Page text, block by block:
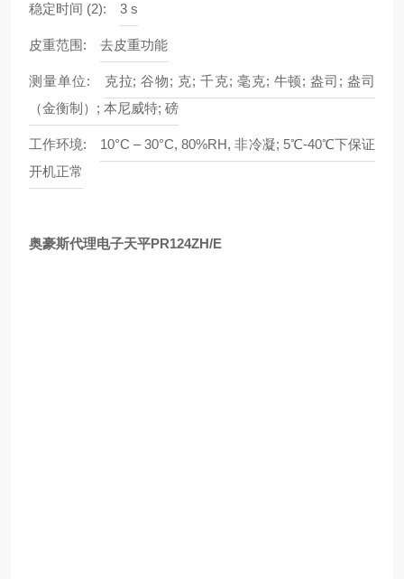
稳定时间 (2): 3 s
皮重范围: 去皮重功能
测量单位:
克拉; 谷物; 克; 千克; 毫克; 牛顿; 盎司; 盎司
（金衡制）; 本尼威特; 磅
工作环境:
10°C – 30°C, 80%RH, 非冷凝; 5℃-40℃下保证
开机正常
奥豪斯代理电子天平PR124ZH/E